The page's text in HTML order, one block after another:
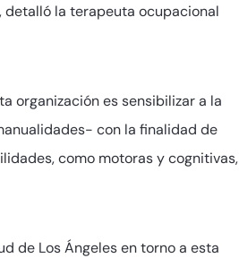
detalló la terapeuta ocupacional
organización es sensibilizar a la
con la finalidad de
como motoras y cognitivas,
de Los Ángeles en torno a esta